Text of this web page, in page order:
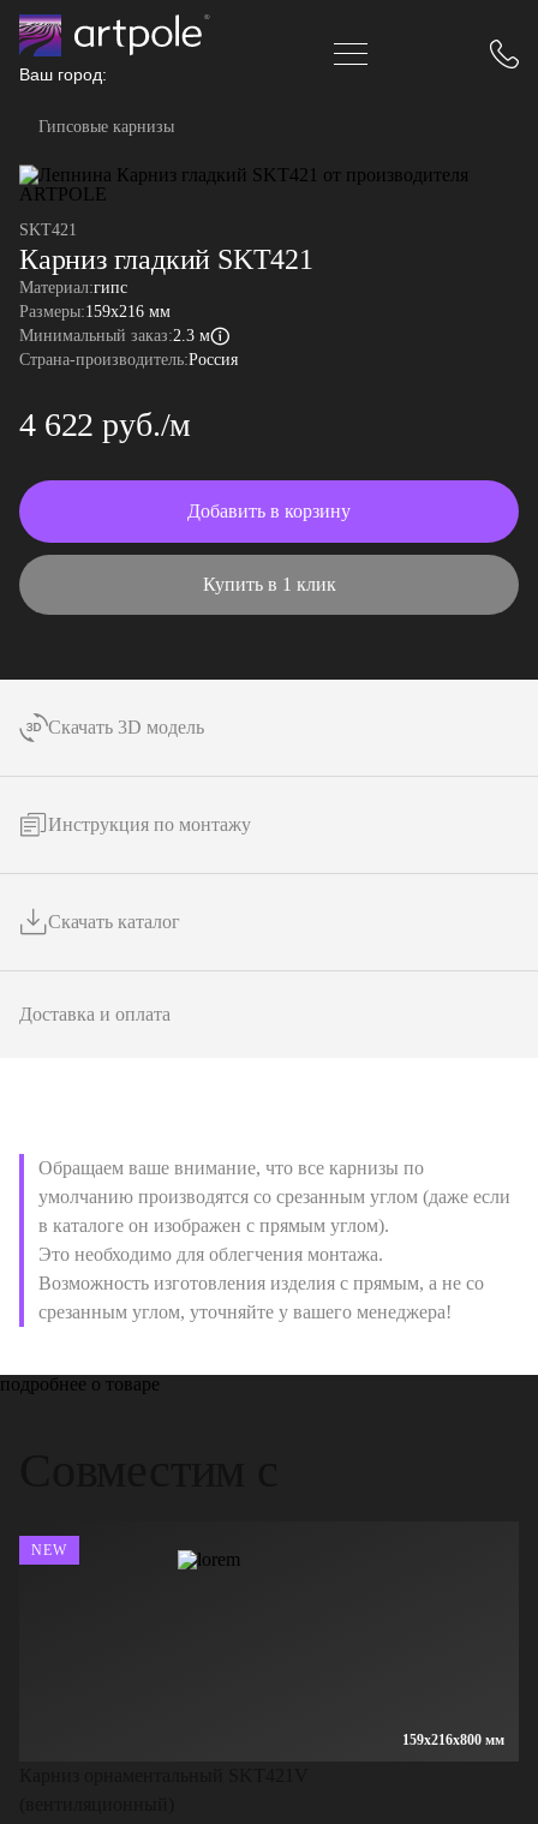
Ваш город:
Гипсовые карнизы
SKT421
Карниз гладкий SKT421
Материал:гипс
Размеры:159x216 мм
Минимальный заказ:2.3 м
Страна-производитель:Россия
4 622 руб./м
Добавить в корзину
Купить в 1 клик
Скачать 3D модель
Инструкция по монтажу
Скачать каталог
Доставка и оплата
Обращаем ваше внимание, что все карнизы по
умолчанию производятся со срезанным углом (даже если
в каталоге он изображен с прямым углом).
Это необходимо для облегчения монтажа.
Возможность изготовления изделия с прямым, а не со
срезанным углом, уточняйте у вашего менеджера!
подробнее о товаре
159x216x800 мм
NEW